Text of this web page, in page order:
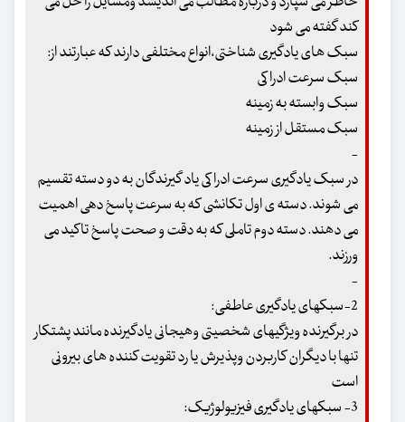
کند گفته می شود
سبک های یادگیری شناختی،انواع مختلفی دارند که عبارتند از:
سبک سرعت ادراکی
سبک وابسته به زمینه
سبک مستقل از زمینه
-
در سبک یادگیری سرعت ادراکی یاد گیرندگان به دو دسته تقسیم
می شوند. دسته ی اول تکانشی که به سرعت پاسخ دهی اهمیت
می دهند. دسته دوم تاملی که به دقت و صحت پاسخ تاکید می
ورزند.
-
2-سبکهای یادگیری عاطفی:
در برگیرنده ویژگیهای شخصیتی وهیجانی یادگیرنده مانند پشتکار
تنها با دیگران کاربردن وپذیرش یا رد تقویت کننده های بیرونی
است
3- سبکهای یادگیری فیزیولوژیک: